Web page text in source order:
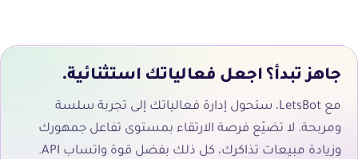
جاهز تبدأ؟ اجعل فعالياتك استثنائية.
مع LetsBot، ستحول إدارة فعالياتك إلى تجربة سلسة
ومربحة. لا تضيّع فرصة الارتقاء بمستوى تفاعل جمهورك
وزيادة مبيعات تذاكرك، كل ذلك بفضل قوة واتساب API.